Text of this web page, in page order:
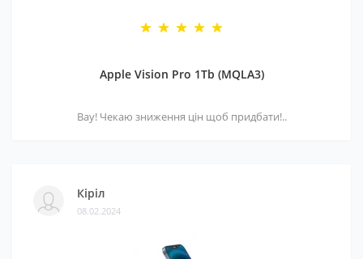
Apple Vision Pro 1Tb (MQLA3)
Вау! Чекаю зниження цін щоб придбати!..
Кіріл
08.02.2024